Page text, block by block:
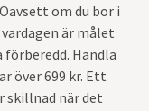
om du bor i
är målet
Handla
över 699 kr. Ett
skillnad när det